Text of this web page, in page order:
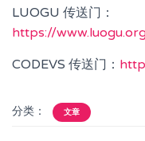
LUOGU 传送门：
https://
CODEVS 传送门：
分类： 文章